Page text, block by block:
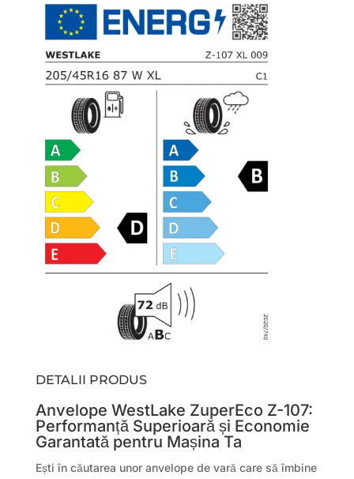
DETALII PRODUS
Anvelope WestLake ZuperEco Z-107:
Performanță Superioară și Economie
Garantată pentru Mașina Ta
Ești în căutarea unor anvelope de vară care să îmbine